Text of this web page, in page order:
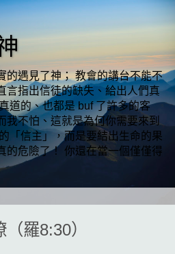
的遇見了神； 教會的講台不能不
言指出信徒的缺失、給出人們真
道的、也都是 buf 了許多的客
我不怕、這就是為何你需要來到
「信主」，而是要結出生命的果
的危險了！ 你還在當一個僅僅得
羅8:30）